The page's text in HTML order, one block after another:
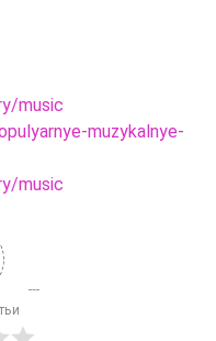
music
muzykalnye-
music